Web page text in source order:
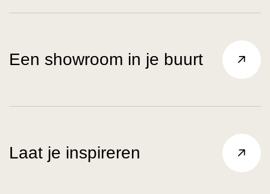
Een showroom in je buurt
Laat je inspireren